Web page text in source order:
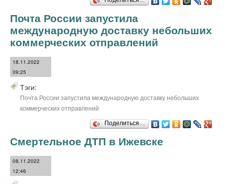
Почта России запустила
международную доставку небольших
коммерческих отправлений
18.11.2022
09:25
Тэги:
Почта России запустила международную доставку небольших
коммерческих отправлений
Поделиться…
Смертельное ДТП в Ижевске
08.11.2022
12:46